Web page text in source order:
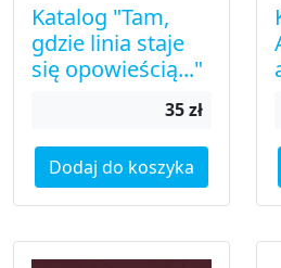
Katalog "Tam,
gdzie linia staje
się opowieścią..."
35 zł
Dodaj do koszyka